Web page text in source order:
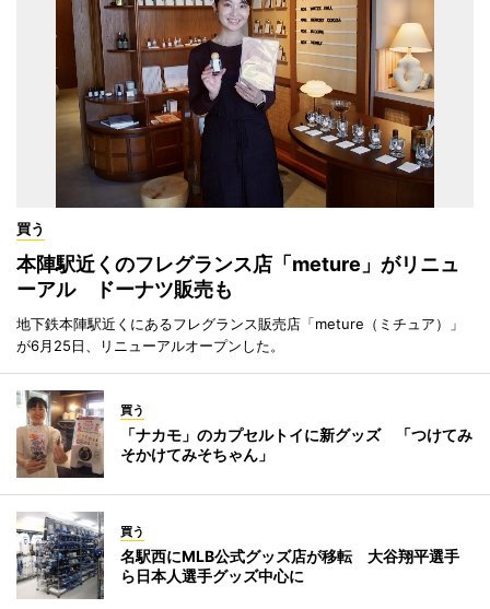
買う
本陣駅近くのフレグランス店「meture」がリニュ
ーアル ドーナツ販売も
地下鉄本陣駅近くにあるフレグランス販売店「meture（ミチュア）」
が6月25日、リニューアルオープンした。
買う
「ナカモ」のカプセルトイに新グッズ 「つけてみ
そかけてみそちゃん」
買う
名駅西にMLB公式グッズ店が移転 大谷翔平選手
ら日本人選手グッズ中心に